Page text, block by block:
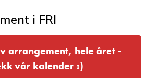
i FRI
arrangement, hele året -
vår kalender :)